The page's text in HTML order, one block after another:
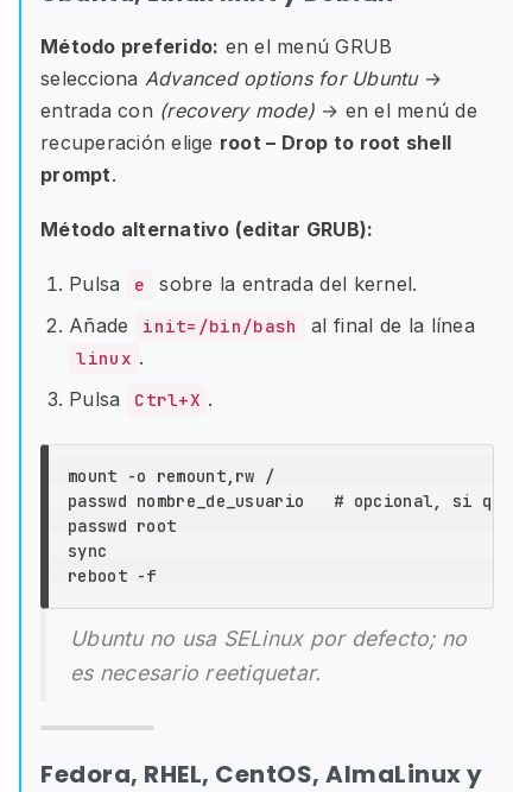
Método preferido: en el menú GRUB
selecciona Advanced options for Ubuntu→
entrada con (recovery mode)→ en el menú de
recuperación elige root – Drop to root shell
prompt.
Método alternativo (editar GRUB):
Pulsa e
sobre la entrada del kernel.
Añade
init=/bin/bash al final de la línea
linux .
Pulsa
Ctrl+X .
mount -o remount,rw /
passwd nombre_de_usuario # opcional, si
reboot -f
Ubuntu no usa SELinux por defecto; no
es necesario reetiquetar.
Fedora, RHEL, CentOS, AlmaLinux y